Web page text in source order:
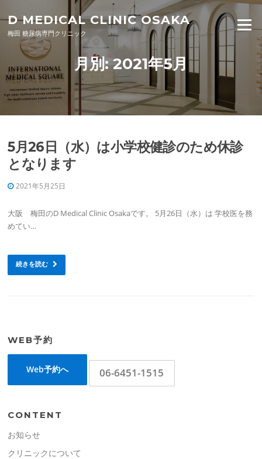
D MEDICAL CLINIC OSAKA
梅田 糖尿病専門クリニック
Menu
月別: 2021年5月
5月26日（水）は小学校健診のため休診
となります
2021年5月25日
大阪 梅田のD Medical Clinic Osakaです。 5月26日（水）は 学校医を務
めてい…
続きを読む
WEB予約
Web予約へ 06-6451-1515
CONTENT
お知らせ
クリニックについて